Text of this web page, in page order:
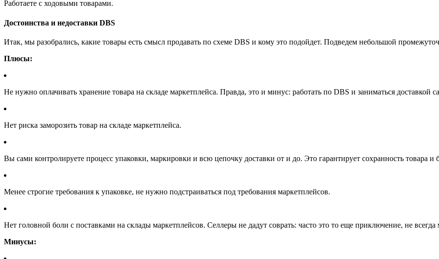
Работаете с ходовыми товарами.
Достоинства и недоставки DBS
Итак, мы разобрались, какие товары есть смысл продавать по схеме DBS и кому это подойдет. Подведем небольшой
Плюсы:
Не нужно оплачивать хранение товара на складе маркетплейса. Правда, это и минус: работать по DBS и заниматься доставкой
Нет риска заморозить товар на складе маркетплейса.
Вы сами контролируете процесс упаковки, маркировки и всю цепочку доставки от и до. Это гарантирует сохранность товара
Менее строгие требования к упаковке, не нужно подстраиваться под требования маркетплейсов.
Нет головной боли с поставками на склады маркетплейсов. Селлеры не дадут соврать: часто это то еще приключение, не
Минусы: